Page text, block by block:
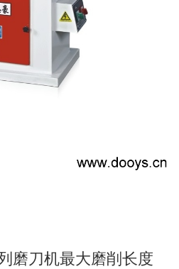
磨刀机最大磨削长度